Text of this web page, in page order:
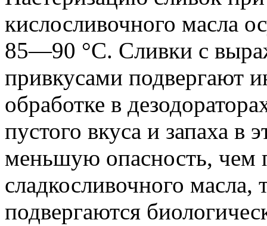
кислосливочного масла
85—90 °C. Сливки с
привкусами подвергают
обработке в
пустого вкуса и запаха в
меньшую опасность, чем
сладкосливочного
подвергаются